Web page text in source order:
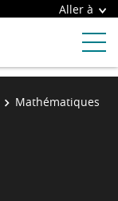
Aller à
Mathématiques